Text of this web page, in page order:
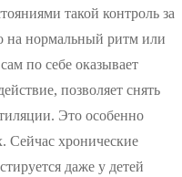
такой контроль за
на нормальный ритм или
по себе оказывает
позволяет снять
Это особенно
Сейчас хронические
даже у детей